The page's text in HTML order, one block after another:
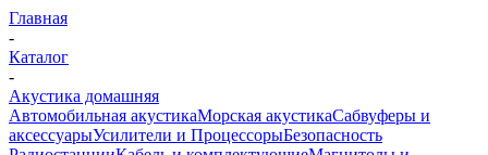
Главная
-
Каталог
-
Акустика домашняя
Автомобильная акустикаМорская акустикаСабвуферы и
аксессуарыУсилители и ПроцессорыБезопасность